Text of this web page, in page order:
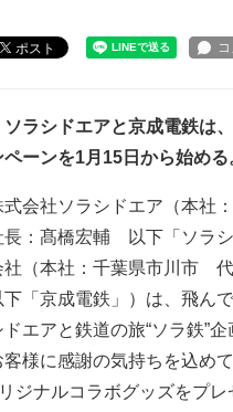
ポスト
ラシドエアと京成電鉄は
ペーンを1月15日から始める
式会社ソラシドエア（本社
長：髙橋宏輔 以下「ソラ
社（本社：千葉県市川市
下「京成電鉄」）は、飛ん
ドエアと鉄道の旅“ソラ鉄”
客様に感謝の気持ちを込め
ジナルコラボグッズをプ